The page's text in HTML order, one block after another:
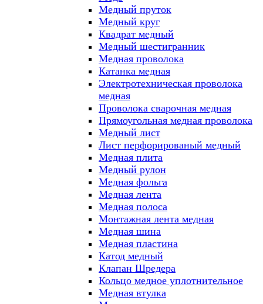
Медный пруток
Медный круг
Квадрат медный
Медный шестигранник
Медная проволока
Катанка медная
Электротехническая проволока
медная
Проволока сварочная медная
Прямоугольная медная проволока
Медный лист
Лист перфорированый медный
Медная плита
Медный рулон
Медная фольга
Медная лента
Медная полоса
Монтажная лента медная
Медная шина
Медная пластина
Катод медный
Клапан Шредера
Кольцо медное уплотнительное
Медная втулка